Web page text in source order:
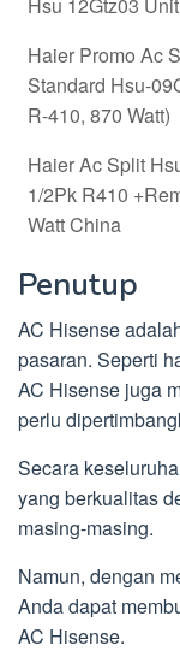
Haier Promo Ac
Standard Hsu-
R-410, 870 Watt)
Haier Ac Split
1/2Pk R410
Watt China
Penutup
AC Hisense
pasaran. Seperti
AC Hisense juga
perlu
Secara
yang berkualitas
masing-masing.
Namun, dengan
Anda dapat
AC Hisense.